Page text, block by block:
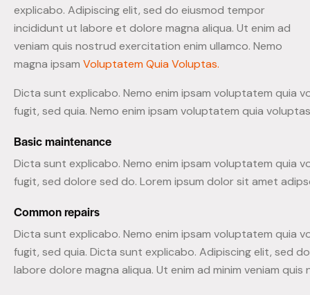
explicabo. Adipiscing elit, sed do eiusmod tempor
incididunt ut labore et dolore magna aliqua. Ut enim ad
veniam quis nostrud exercitation enim ullamco. Nemo
magna ipsam Voluptatem Quia Voluptas.
Dicta sunt explicabo. Nemo enim ipsam voluptatem quia
fugit, sed quia. Nemo enim ipsam voluptatem quia
Basic maintenance
Dicta sunt explicabo. Nemo enim ipsam voluptatem quia
fugit, sed dolore sed do. Lorem ipsum dolor sit amet
Common repairs
Dicta sunt explicabo. Nemo enim ipsam voluptatem quia
fugit, sed quia. Dicta sunt explicabo. Adipiscing elit, sed
labore dolore magna aliqua. Ut enim ad minim veniam quis